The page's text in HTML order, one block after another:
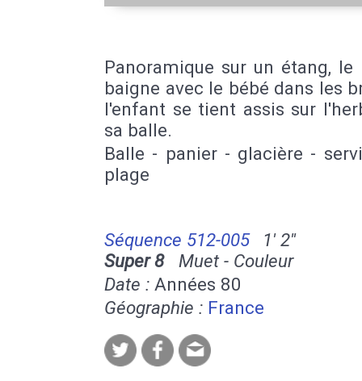
Panoramique sur un étang, le
baigne avec le bébé dans les
l'enfant se tient assis sur
sa balle.
Balle - panier - glacière -
plage
Séquence 512-005
1' 2''
Super 8Muet - Couleur
Date : Années 80
Géographie : France